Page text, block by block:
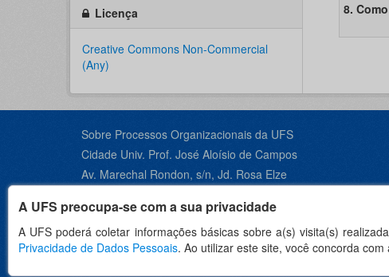
A UFS preocupa-se com a sua privacidade
A UFS poderá coletar informações básicas sobre a(s) visita(s)
Privacidade de Dados Pessoais. Ao utilizar este site, você concorda
Licença
Creative Commons Non-Commercial
(Any)
8.
Sobre Processos Organizacionais da UFS
Cidade Univ. Prof. José Aloísio de Campos
Av. Marechal Rondon, s/n, Jd. Rosa Elze
Contato +55 79 3194-6600